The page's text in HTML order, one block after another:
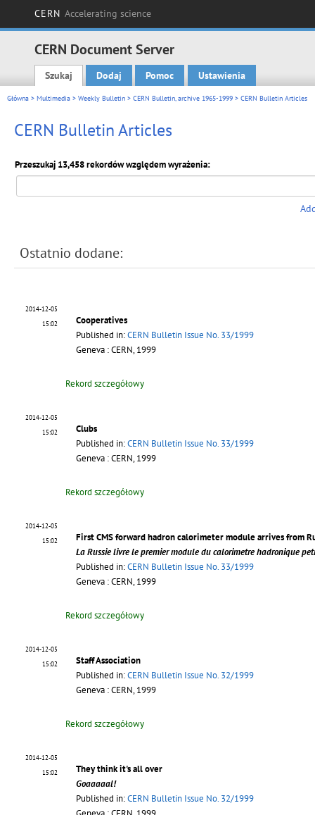
CERN Accelerating science
CERN Document Server
Main menu
Szukaj Dodaj Pomoc Ustawienia
Główna > Multimedia > Weekly Bulletin > CERN Bulletin, archive 1965-1999 > CERN Bulletin Articles
CERN Bulletin Articles
Przeszukaj 13,458 rekordów względem wyrażenia:
Ostatnio dodane:
2014-12-05
15:02
Cooperatives
Published in:CERN Bulletin Issue No. 33/1999
Geneva : CERN, 1999
Rekord szczegółowy
2014-12-05
15:02
Clubs
Published in:CERN Bulletin Issue No. 33/1999
Geneva : CERN, 1999
Rekord szczegółowy
2014-12-05
15:02
First CMS forward hadron calorimeter module arrives from
La Russie livre le premier module du calorimetre hadronique
Published in:CERN Bulletin Issue No. 33/1999
Geneva : CERN, 1999
Rekord szczegółowy
2014-12-05
15:02
Staff Association
Published in:CERN Bulletin Issue No. 32/1999
Geneva : CERN, 1999
Rekord szczegółowy
2014-12-05
15:02
They think it's all over
Goaaaaal!
Published in:CERN Bulletin Issue No. 32/1999